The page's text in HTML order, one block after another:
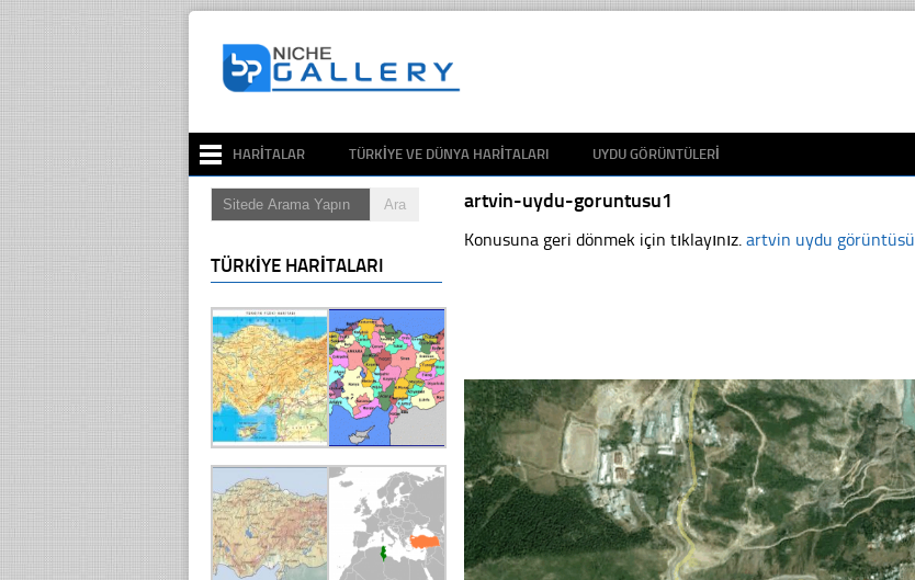
HARITALAR TÜRKIYE VE DÜNYA HARITALARI UYDU GÖRÜNTÜLERI
artvin-uydu-goruntusu1
Konusuna geri dönmek için tıklayınız.artvin uydu görüntüsü
TÜRKIYE HARITALARI